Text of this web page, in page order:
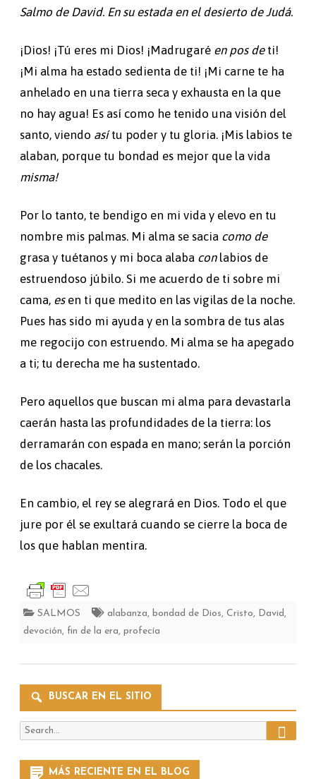
Salmo de David. En su estada en el desierto de Judá.
¡Dios! ¡Tú eres mi Dios! ¡Madrugaré en pos deti!
¡Mi alma ha estado sedienta de ti! ¡Mi carne te ha
anhelado en una tierra seca y exhausta en la que
no hay agua! Es así como he tenido una visión del
santo, viendo asítu poder y tu gloria. ¡Mis labios te
alaban, porque tu bondad es mejor que la vida
misma!
Por lo tanto, te bendigo en mi vida y elevo en tu
nombre mis palmas. Mi alma se sacia como de
grasa y tuétanos y mi boca alaba conlabios de
estruendoso júbilo. Si me acuerdo de ti sobre mi
cama, esen ti que medito en las vigilas de la noche.
Pues has sido mi ayuda y en la sombra de tus alas
me regocijo con estruendo. Mi alma se ha apegado
a ti; tu derecha me ha sustentado.
Pero aquellos que buscan mi alma para devastarla
caerán hasta las profundidades de la tierra: los
derramarán con espada en mano; serán la porción
de los chacales.
En cambio, el rey se alegrará en Dios. Todo el que
jure por él se exultará cuando se cierre la boca de
los que hablan mentira.
SALMOS alabanza, bondad de Dios, Cristo, David ,
devoción, fin de la era, profecía
BUSCAR EN EL SITIO
Search
Search
MÁS RECIENTE EN EL BLOG